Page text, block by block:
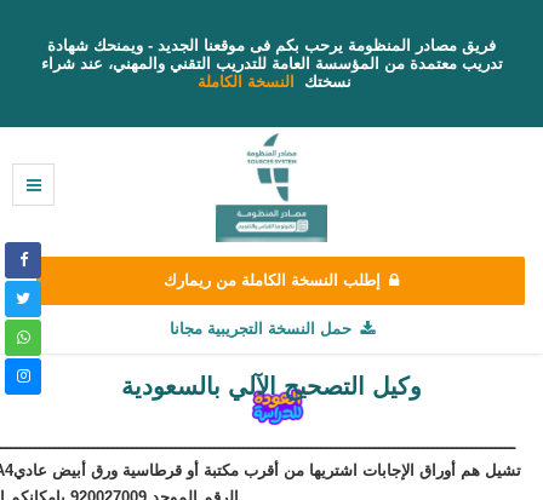
فريق مصادر المنظومة يرحب بكم فى موقعنا الجديد - ويمنحك شهادة
تدريب معتمدة من المؤسسة العامة للتدريب التقني والمهني، عند شراء
نسختك
النسخة الكاملة
إطلب النسخة الكاملة من ريمارك
حمل النسخة التجريبية مجانا
وكيل التصحيح الآلي بالسعودية